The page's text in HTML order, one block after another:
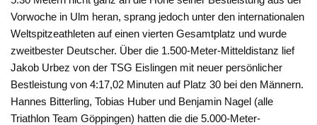
Vorwoche in Ulm heran, sprang jedoch unter den internationalen
Weltspitzeathleten auf einen vierten Gesamtplatz und wurde
zweitbester Deutscher. Über die 1.500-Meter-Mitteldistanz lief
Jakob Urbez von der TSG Eislingen mit neuer persönlicher
Bestleistung von 4:17,02 Minuten auf Platz 30 bei den Männern.
Hannes Bitterling, Tobias Huber und Benjamin Nagel (alle
Triathlon Team Göppingen) hatten die die 5.000-Meter-